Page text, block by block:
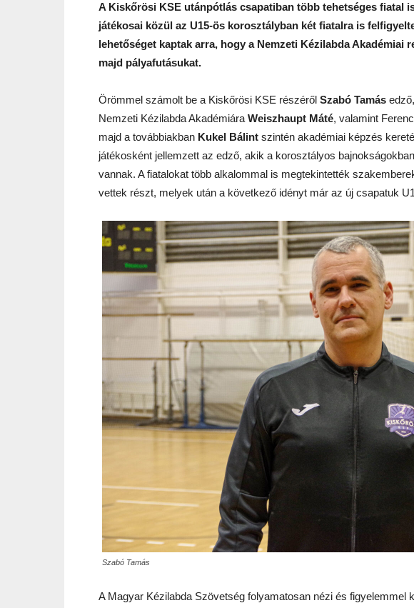
A Kiskőrösi KSE utánpótlás csapatiban több tehetséges fiatal
játékosai közül az U15-ös korosztályban két fiatalra is
lehetőséget kaptak arra, hogy a Nemzeti Kézilabda Akadémiai
majd pályafutásukat.
Örömmel számolt be a Kiskőrösi KSE részéről Szabó Tamás
Nemzeti Kézilabda Akadémiára Weiszhaupt Máté, valamint
majd a továbbiakban Kukel Bálint szintén akadémiai képzés
játékosként jellemzett az edző, akik a korosztályos
vannak. A fiatalokat több alkalommal is megtekintették
vettek részt, melyek után a következő idényt már az új csapatuk
Szabó Tamás
A Magyar Kézilabda Szövetség folyamatosan nézi és figyelemmel